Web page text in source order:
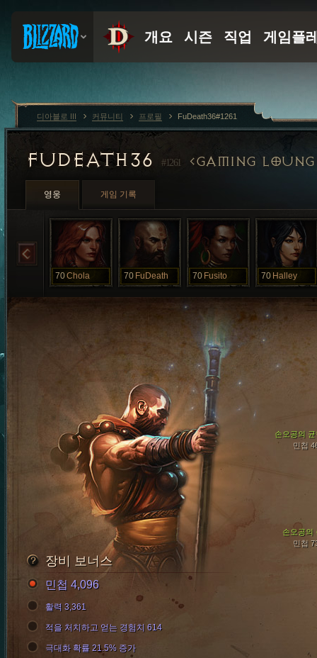
FUDEATH36 #1261 GAMING
영웅 게임 기록
70Chola 70 FuDeath 70 Fusito 70 Halley
손오공의
민첩
손오공의 균
민첩
장비 보너스
민첩 4,096
활력 3,361
적을 처치하고 얻는 경험치 614
극대화 확률 21.5% 증가
디아블로 III 커뮤니티 프로필 FuDeath36#1261